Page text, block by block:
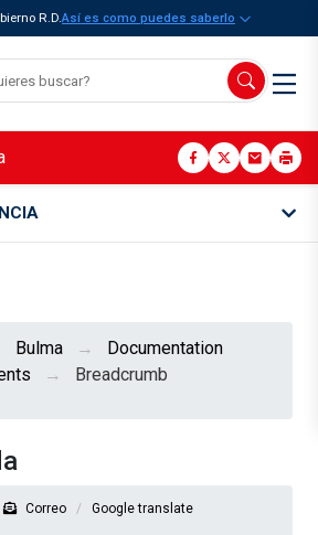
R.D.Así es como puedes saberlo
Bulma
Documentation
Breadcrumb
Correo Google translate